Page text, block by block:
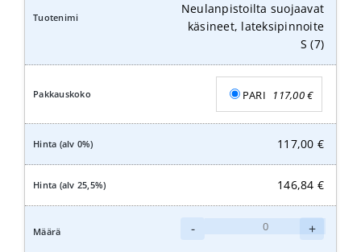
Neulanpistoilta suojaavat
käsineet, lateksipinnoite
S (7)
PARI 117,00€
117,00 €
146,84 €
-
Sharpsmaster
+